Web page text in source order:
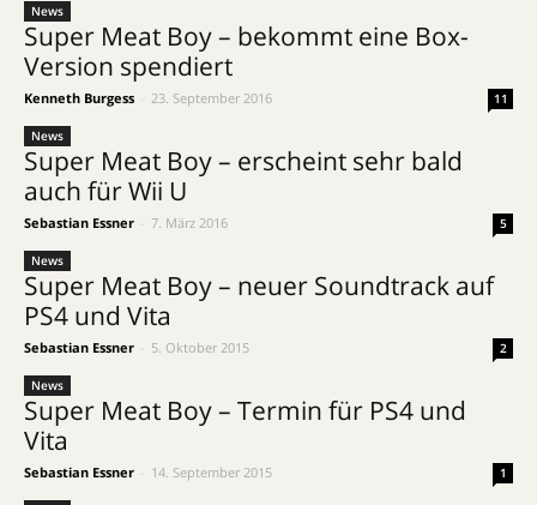
News
Super Meat Boy – bekommt eine Box-
Version spendiert
Kenneth Burgess 23. September 2016 11
News
Super Meat Boy – erscheint sehr bald
auch für Wii U
Sebastian Essner 7. März 2016 5
News
Super Meat Boy – neuer Soundtrack auf
PS4 und Vita
Sebastian Essner 5. Oktober 2015 2
News
Super Meat Boy – Termin für PS4 und
Vita
Sebastian Essner 14. September 2015 1